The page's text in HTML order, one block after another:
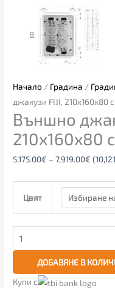
Начало / Градина /
джакузи FIJI, 210x160x80
Външно
210x160x80
5,175.00€ – 7,919.00€
Цвят
ДОБАВЯНЕ В
Купи с